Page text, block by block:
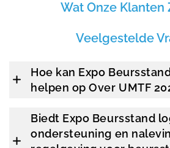
Wat Onze Klanten
Veelgestelde
Hoe kan Expo
helpen op Over UMTF
Biedt Expo Beursstand
ondersteuning en